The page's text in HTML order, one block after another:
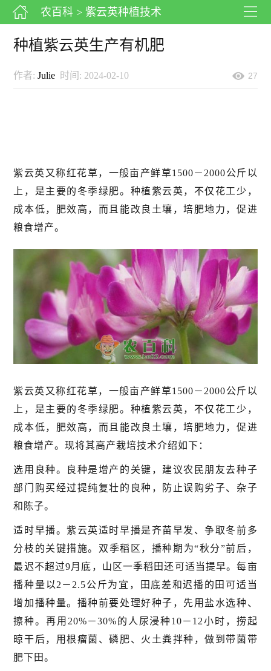
农百科 > 紫云英种植技术
种植紫云英生产有机肥
作者:Julie 时间: 2024-02-10 27
紫云英又称红花草，一般亩产鲜草1500－2000公斤以
上，是主要的冬季绿肥。种植紫云英，不仅花工少，
成本低，肥效高，而且能改良土壤，培肥地力，促进
粮食增产。
紫云英又称红花草，一般亩产鲜草1500－2000公斤以
上，是主要的冬季绿肥。种植紫云英，不仅花工少，
成本低，肥效高，而且能改良土壤，培肥地力，促进
粮食增产。现将其高产栽培技术介绍如下：
选用良种。良种是增产的关键，建议农民朋友去种子
部门购买经过提纯复壮的良种，防止误购劣子、杂子
和陈子。
适时早播。紫云英适时早播是齐苗早发、争取冬前多
分枝的关键措施。双季稻区，播种期为“秋分”前后，
最迟不超过9月底，山区一季稻田还可适当提早。每亩
播种量以2－2.5公斤为宜，田底差和迟播的田可适当
增加播种量。播种前要处理好种子，先用盐水选种、
擦种。再用20%－30%的人尿浸种10－12小时，捞起
晾干后，用根瘤菌、磷肥、火土粪拌种，做到带菌带
肥下田。